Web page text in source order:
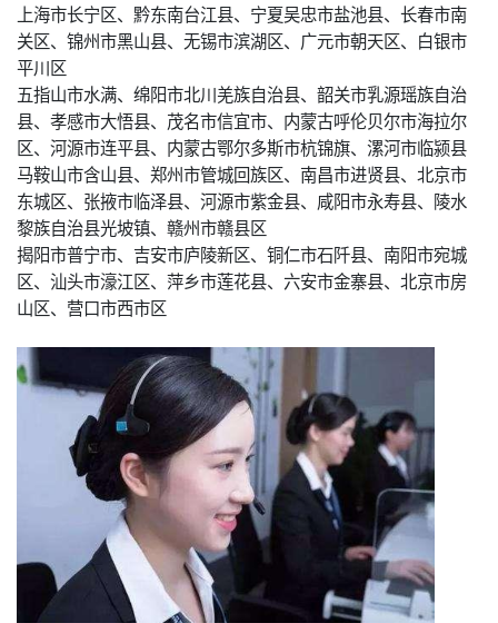
上海市长宁区、黔东南台江县、宁夏吴忠市盐池县、长春市南
关区、锦州市黑山县、无锡市滨湖区、广元市朝天区、白银市
平川区
五指山市水满、绵阳市北川羌族自治县、韶关市乳源瑶族自治
县、孝感市大悟县、茂名市信宜市、内蒙古呼伦贝尔市海拉尔
区、河源市连平县、内蒙古鄂尔多斯市杭锦旗、漯河市临颍县
马鞍山市含山县、郑州市管城回族区、南昌市进贤县、北京市
东城区、张掖市临泽县、河源市紫金县、咸阳市永寿县、陵水
黎族自治县光坡镇、赣州市赣县区
揭阳市普宁市、吉安市庐陵新区、铜仁市石阡县、南阳市宛城
区、汕头市濠江区、萍乡市莲花县、六安市金寨县、北京市房
山区、营口市西市区